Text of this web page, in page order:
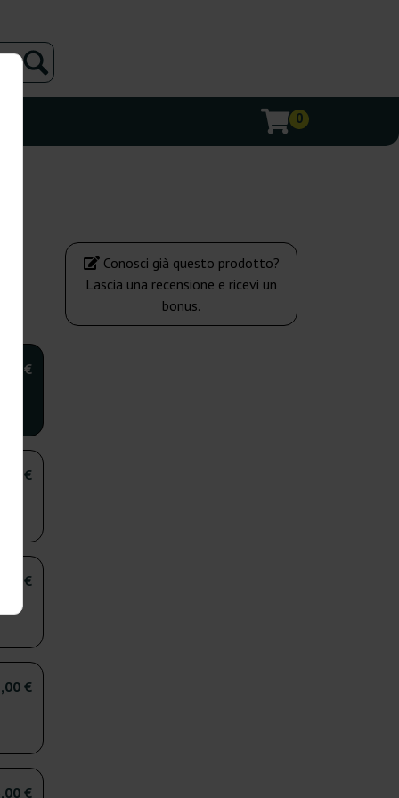
0
€
€
€
€
€
Conosci già questo prodotto?
Lascia una recensione e ricevi un
bonus.